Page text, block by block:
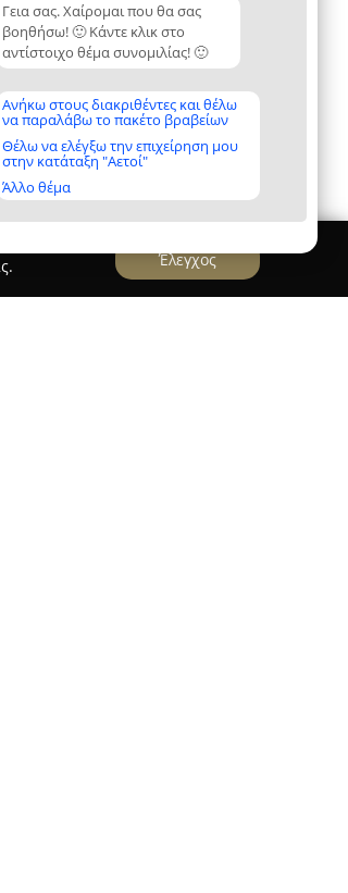
Γεια σας. Χαίρομαι που θα σας
βοηθήσω! 🙂 Κάντε κλικ στο
αντίστοιχο θέμα συνομιλίας! 🙂
Ανήκω στους διακριθέντες και θέλω
να παραλάβω το πακέτο βραβείων
Θέλω να ελέγξω την επιχείρηση μου
στην κατάταξη "Αετοί"
Άλλο θέμα
Έλεγχος